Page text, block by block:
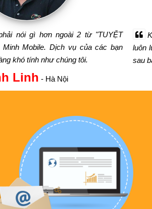
nói gì hơn ngoài 2 từ "TUYỆT
Mobile. Dịch vụ của các bạn
khó tính như chúng tôi.
Linh - Hà Nội
luôn
sau